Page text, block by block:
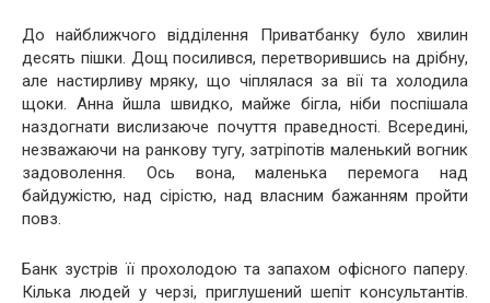
До найближчого відділення Приватбанку було хвилин
десять пішки. Дощ посилився, перетворившись на дрібну,
але настирливу мряку, що чіплялася за вії та холодила
щоки. Анна йшла швидко, майже бігла, ніби поспішала
наздогнати вислизаюче почуття праведності. Всередині,
незважаючи на ранкову тугу, затріпотів маленький вогник
задоволення. Ось вона, маленька перемога над
байдужістю, над сірістю, над власним бажанням пройти
повз.
Банк зустрів її прохолодою та запахом офісного паперу.
Кілька людей у черзі, приглушений шепіт консультантів.